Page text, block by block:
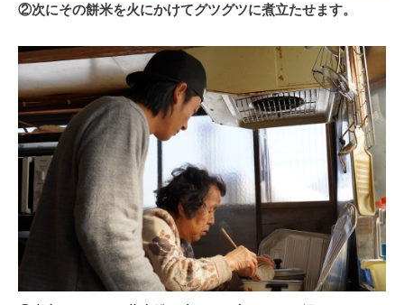
②次にその餅米を火にかけてグツグツに煮立たせます。